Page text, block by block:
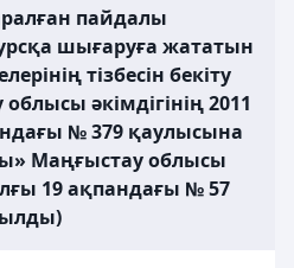
пайдалы
шығаруға жататын
тізбесін бекіту
әкімдігінің 2011
№ 379 қаулысына
Маңғыстау облысы
19 ақпандағы № 57